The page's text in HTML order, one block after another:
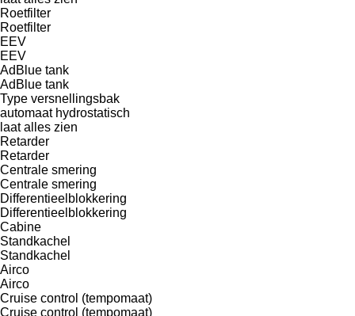
Roetfilter
Roetfilter
EEV
EEV
AdBlue tank
AdBlue tank
Type versnellingsbak
automaat hydrostatisch
laat alles zien
Retarder
Retarder
Centrale smering
Centrale smering
Differentieelblokkering
Differentieelblokkering
Cabine
Standkachel
Standkachel
Airco
Airco
Cruise control (tempomaat)
Cruise control (tempomaat)